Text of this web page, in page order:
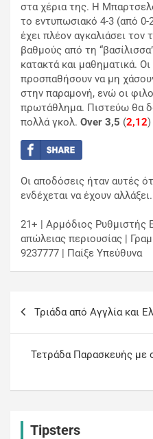
στα χέρια της. Η
το εντυπωσιακό 4-3 (από
έχει πλέον αγκαλιάσει τον
βαθμούς από τη
κατακτά και μαθηματικά.
προσπαθήσουν να μη
στην παραμονή, ενώ οι
πρωτάθλημα. Πιστεύω θα
πολλά γκολ. Over 3,5 (2,12)
Οι αποδόσεις ήταν αυτές
ενδέχεται να έχουν αλλάξει.
21+ | Αρμόδιος Ρυθμιστής
απώλειας περιουσίας |
9237777 | Παίξε Υπεύθυνα
Τριάδα από Αγγλία και
Τετράδα Παρασκευής με
Tipsters